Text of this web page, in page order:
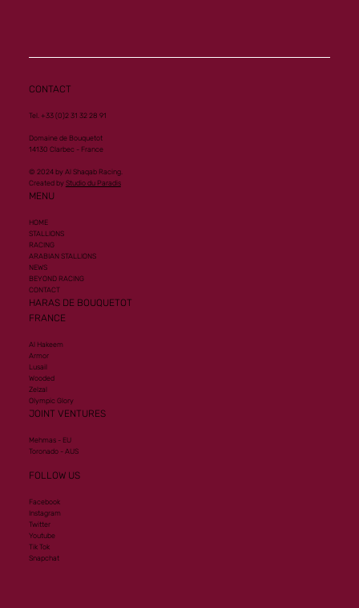
CONTACT
Tel. +33 (0)2 31 32 28 91
Domaine de Bouquetot
14130 Clarbec - France
© 2024 by Al Shaqab Racing.
Created by Studio du Paradis
MENU
HOME
STALLIONS
RACING
ARABIAN STALLIONS
NEWS
BEYOND RACING
CONTACT
HARAS DE BOUQUETOT
FRANCE
Al Hakeem
Armor
Lusail
Wooded
Zelzal
Olympic Glory
JOINT VENTURES
Mehmas - EU
Toronado - AUS
FOLLOW US
Facebook
Instagram
Twitter
Youtube
Tik Tok
Snapchat